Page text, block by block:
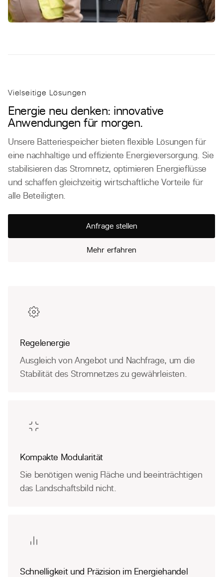
Vielseitige Lösungen
Energie neu denken: innovative
Anwendungen für morgen.
Unsere Batteriespeicher bieten flexible Lösungen für
eine nachhaltige und effiziente Energieversorgung. Sie
stabilisieren das Stromnetz, optimieren Energieflüsse
und schaffen gleichzeitig wirtschaftliche Vorteile für
alle Beteiligten.
Mehr erfahren
Anfrage stellen
Regelenergie
Ausgleich von Angebot und Nachfrage, um die
Stabilität des Stromnetzes zu gewährleisten.
Kompakte Modularität
Sie benötigen wenig Fläche und beeinträchtigen
das Landschaftsbild nicht.
Schnelligkeit und Präzision im Energiehandel